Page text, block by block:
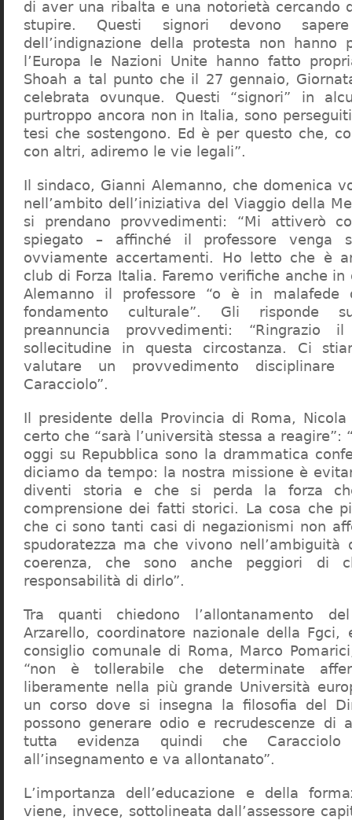
di aver una ribalta e una notorietà cercando
stupire. Questi signori devono
dell’indignazione della protesta non hanno
l’Europa le Nazioni Unite hanno fatto
Shoah a tal punto che il 27 gennaio,
celebrata ovunque. Questi “signori” in
purtroppo ancora non in Italia, sono
tesi che sostengono. Ed è per questo che,
con altri, adiremo le vie legali”.
Il sindaco, Gianni Alemanno, che domenica
nell’ambito dell’iniziativa del Viaggio della
si prendano provvedimenti: “Mi attiverò
spiegato – affinché il professore venga
ovviamente accertamenti. Ho letto che è
club di Forza Italia. Faremo verifiche anche in
Alemanno il professore “o è in malafede
fondamento culturale”. Gli risponde
preannuncia provvedimenti:
sollecitudine in questa circostanza. Ci
valutare un provvedimento
Caracciolo”.
Il presidente della Provincia di Roma,
certo che “sarà l’università stessa a reagire”:
oggi su Repubblica sono la drammatica
diciamo da tempo: la nostra missione è
diventi storia e che si perda la forza
comprensione dei fatti storici. La cosa che
che ci sono tanti casi di negazionismi non
spudoratezza ma che vivono nell’ambiguità
coerenza, che sono anche peggiori di
responsabilità di dirlo”.
Tra quanti chiedono l’allontanamento
Arzarello, coordinatore nazionale della
consiglio comunale di Roma, Marco
“non è tollerabile che determinate
liberamente nella più grande Università
un corso dove si insegna la filosofia del
possono generare odio e recrudescenze di
tutta evidenza quindi che
all’insegnamento e va allontanato”.
L’importanza dell’educazione e della
viene, invece, sottolineata dall’assessore